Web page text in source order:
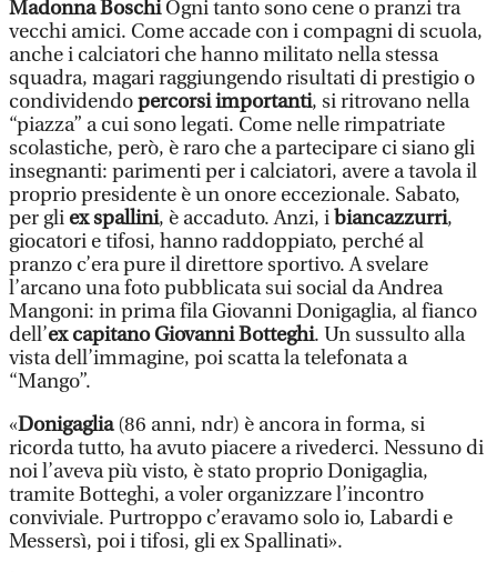
Madonna BoschiOgni tanto sono cene o pranzi tra
vecchi amici. Come accade con i compagni di scuola,
anche i calciatori che hanno militato nella stessa
squadra, magari raggiungendo risultati di prestigio o
condividendopercorsi importanti, si ritrovano nella
“piazza” a cui sono legati. Come nelle rimpatriate
scolastiche, però, è raro che a partecipare ci siano gli
insegnanti: parimenti per i calciatori, avere a tavola il
proprio presidente è un onore eccezionale. Sabato,
per gli ex spallini, è accaduto. Anzi, i biancazzurri,
giocatori e tifosi, hanno raddoppiato, perché al
pranzo c’era pure il direttore sportivo. A svelare
l’arcano una foto pubblicata sui social da Andrea
Mangoni: in prima fila Giovanni Donigaglia, al fianco
dell’ex capitano Giovanni Botteghi. Un sussulto alla
vista dell’immagine, poi scatta la telefonata a
“Mango”.
«Donigaglia(86 anni, ndr) è ancora in forma, si
ricorda tutto, ha avuto piacere a rivederci. Nessuno di
noi l’aveva più visto, è stato proprio Donigaglia,
tramite Botteghi, a voler organizzare l’incontro
conviviale. Purtroppo c’eravamo solo io, Labardi e
Messersì, poi i tifosi, gli ex Spallinati».